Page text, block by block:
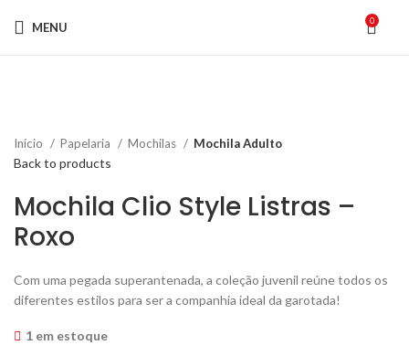
MENU 0
Início Papelaria Mochilas Mochila Adulto
Back to products
Mochila Clio Style Listras –
Roxo
Com uma pegada superantenada, a coleção juvenil reúne todos os
diferentes estilos para ser a companhia ideal da garotada!
1 em estoque